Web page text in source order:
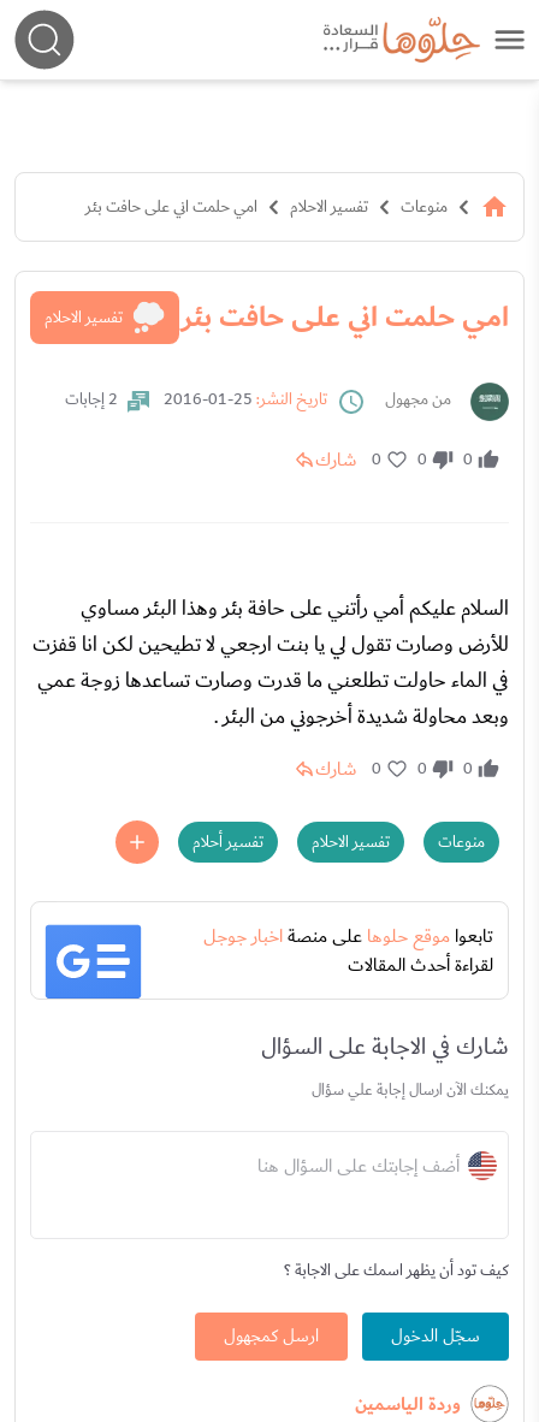
منوعات تفسير الاحلام امي حلمت اني على حافت بئر
امي حلمت اني على حافت بئر تفسير الاحلام
من مجهول تاريخ النشر: 2 إجابات
0
0
0 شارك
السلام عليكم أمي رأتني على حافة بئر وهذا البئر مساوي
للأرض وصارت تقول لي يا بنت ارجعي لا تطيحين لكن انا قفزت
في الماء حاولت تطلعني ما قدرت وصارت تساعدها زوجة عمي
وبعد محاولة شديدة أخرجوني من البئر .
0
0
0 شارك
منوعات تفسير الاحلام تفسير أحلام
تابعواموقع حلوهاعلى منصةاخبار جوجل
لقراءة أحدث المقالات
شارك في الاجابة على السؤال
يمكنك الآن ارسال إجابة علي سؤال
أضف إجابتك على السؤال هنا
كيف تود أن يظهر اسمك على الاجابة ؟
سجّل الدخول ارسل كمجهول
وردة الياسمين